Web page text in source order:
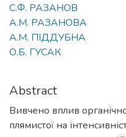
С.Ф. РАЗАНОВ
А.М. РАЗАНОВА
А.М. ПІДДУБНА
О.Б. ГУСАК
Abstract
Вивчено вплив
плямистої на